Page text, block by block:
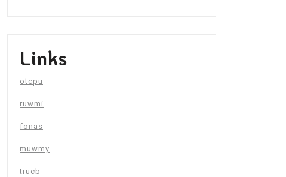
Links
otcpu
ruwmi
fonas
muwmy
trucb